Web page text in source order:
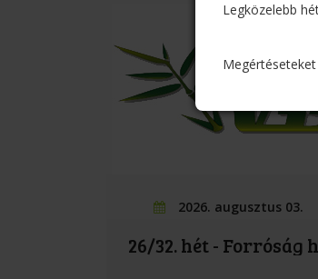
2026. augusztus 03.
26/32. hét - Forróság
Legközelebb